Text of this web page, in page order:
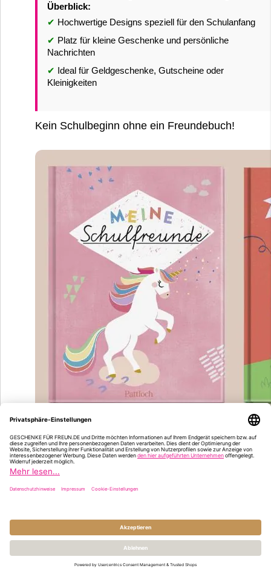
Überblick:
✔ Hochwertige Designs speziell für den Schulanfang
✔ Platz für kleine Geschenke und persönliche
Nachrichten
✔ Ideal für Geldgeschenke, Gutscheine oder
Kleinigkeiten
Kein Schulbeginn ohne ein Freundebuch!
Ein echtes Muss zum Schulstart: Ein Freundebuch zur Einschulung! Wir
finden, jeder kleine Erstklässler sollte ein schönes Freundebuch
besitzen. Denn genau hier beginnen die ersten echten Freundschaften
festgehalten für die Ewigkeit. In einem Freundebuch können sich alle
Porträtfoto und persönlichen Informationen verewigen. Fragen nach
noch kleine Bilder dazu oder schreiben erste persönliche Wünsche.
Neben den klassischen Freundebüchern gibt es auch "Erinnerungen an
dieses so aufregenden ersten Schuljahres für die Ewigkeit festgehalten
werden. Wir halten diese Bücher für einperfektes Geschenk von Oma